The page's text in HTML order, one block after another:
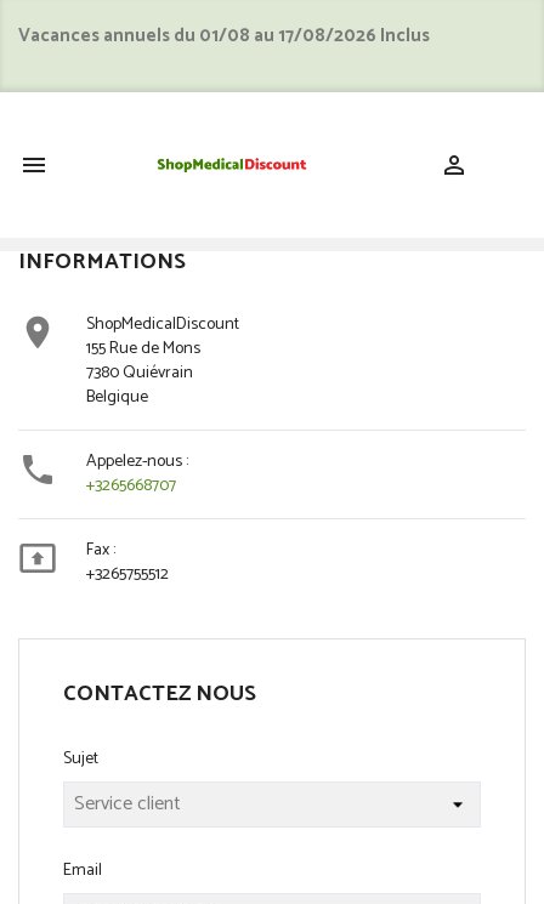
Vacances annuels du 01/08 au 17/08/2026 Inclus
 
INFORMATIONS

ShopMedicalDiscount
155 Rue de Mons
7380 Quiévrain
Belgique

Appelez-nous :
+3265668707

Fax :
+3265755512
CONTACTEZ NOUS
Sujet
Email